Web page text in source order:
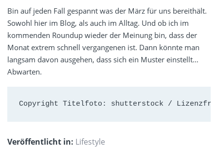
Bin auf jeden Fall gespannt was der März für uns bereithält.
Sowohl hier im Blog, als auch im Alltag. Und ob ich im
kommenden Roundup wieder der Meinung bin, dass der
Monat extrem schnell vergangenen ist. Dann könnte man
langsam davon ausgehen, dass sich ein Muster einstellt…
Abwarten.
Copyright Titelfoto: shutterstock / Lizenzfreie
Veröffentlicht in: Lifestyle